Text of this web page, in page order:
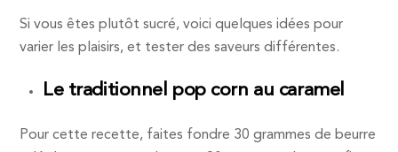
Si vous êtes plutôt sucré, voici quelques idées pour
varier les plaisirs, et tester des saveurs différentes.
Le traditionnel pop corn au caramel
Pour cette recette, faites fondre 30 grammes de beurre